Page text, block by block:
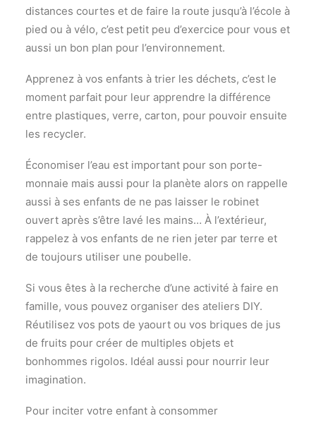
distances courtes et de faire la route jusqu’à l’école à
pied ou à vélo, c’est petit peu d’exercice pour vous et
aussi un bon plan pour l’environnement.
Apprenez à vos enfants à trier les déchets, c’est le
moment parfait pour leur apprendre la différence
entre plastiques, verre, carton, pour pouvoir ensuite
les recycler.
Économiser l’eau est important pour son porte-
monnaie mais aussi pour la planète alors on rappelle
aussi à ses enfants de ne pas laisser le robinet
ouvert après s’être lavé les mains… À l’extérieur,
rappelez à vos enfants de ne rien jeter par terre et
de toujours utiliser une poubelle.
Si vous êtes à la recherche d’une activité à faire en
famille, vous pouvez organiser des ateliers DIY.
Réutilisez vos pots de yaourt ou vos briques de jus
de fruits pour créer de multiples objets et
bonhommes rigolos. Idéal aussi pour nourrir leur
imagination.
Pour inciter votre enfant à consommer